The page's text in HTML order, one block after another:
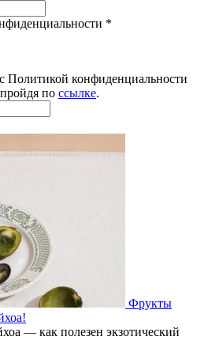
*
Политикой конфиденциальности
по ссылке.
Фрукты
— как полезен экзотический